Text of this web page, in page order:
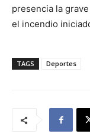
presencia la
el incendio
TAGS Deportes